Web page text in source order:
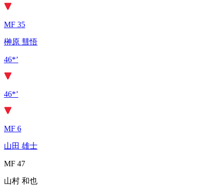
MF 35
榊原 彗悟
46*’
46*’
MF 6
山田 雄士
MF 47
山村 和也